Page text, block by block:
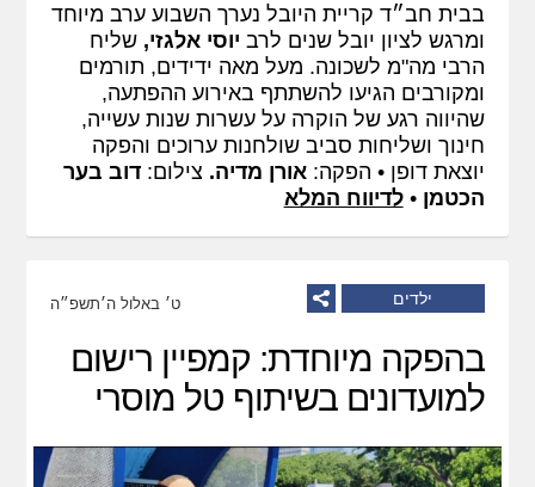
בבית חב״ד קריית היובל נערך השבוע ערב מיוחד
ומרגש לציון יובל שנים לרב יוסי אלגזי, שליח
הרבי מה"מ לשכונה. מעל מאה ידידים, תורמים
ומקורבים הגיעו להשתתף באירוע ההפתעה,
שהיווה רגע של הוקרה על עשרות שנות עשייה,
חינוך ושליחות סביב שולחנות ערוכים והפקה
יוצאת דופן • הפקה:אורן מדיה. צילום:דוב בער
הכטמן•לדיווח המלא
ילדים ט׳ באלול ה׳תשפ״ה
בהפקה מיוחדת: קמפיין רישום
למועדונים בשיתוף טל מוסרי